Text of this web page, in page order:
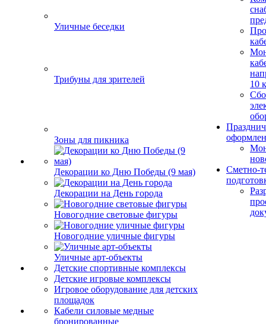
Уличные беседки
Трибуны для зрителей
Зоны для пикника
Декорации ко Дню Победы (9 мая)
Декорации на День города
Новогодние световые фигуры
Новогодние уличные фигуры
Уличные арт-объекты
Детские спортивные комплексы
Детские игровые комплексы
Игровое оборудование для детских
площадок
Кабели силовые медные
бронированные
10
Сметно-